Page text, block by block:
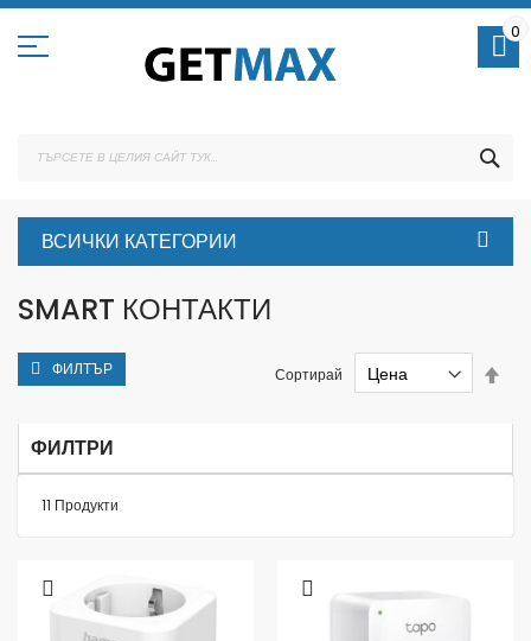
Skip
Content
0
ВСИЧКИ КАТЕГОРИИ
SMART КОНТАКТИ
11 Продукти
Сортирай
ФИЛТЪР
ФИЛТРИ